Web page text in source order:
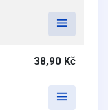
38,90 Kč